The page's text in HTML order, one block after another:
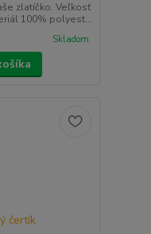
zlatíčko. Veľkosť
100% polyest...
Skladom